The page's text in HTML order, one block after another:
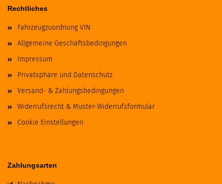
Rechtliches
Fahrzeugzuordnung VIN
Allgemeine Geschäftsbedingungen
Impressum
Privatsphäre und Datenschutz
Versand- & Zahlungsbedingungen
Widerrufsrecht & Muster-Widerrufsformular
Cookie Einstellungen
Zahlungsarten